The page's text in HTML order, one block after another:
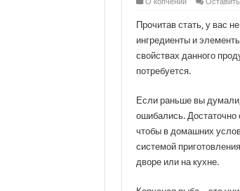
Прочитав стать, у вас
ингредиенты и
свойствах данного
потребуется.
Если раньше вы
ошибались. Достаточно
чтобы в домашних
системой
дворе или на кухне.